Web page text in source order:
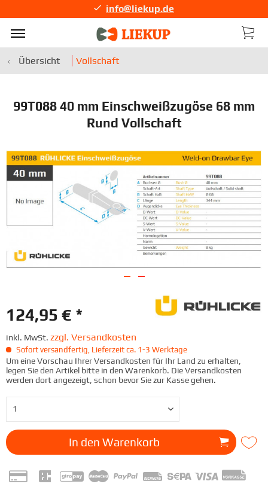
info@liekup.de
Übersicht Vollschaft
99T088 40 mm Einschweißzugöse 68 mm
Rund Vollschaft
124,95 € *
inkl. MwSt. zzgl. Versandkosten
Sofort versandfertig, Lieferzeit ca. 1-3 Werktage
Um eine Vorschau Ihrer Versandkosten für Ihr Land zu erhalten,
legen Sie den Artikel bitte in den Warenkorb. Die Versandkosten
werden dort angezeigt, schon bevor Sie zur Kasse gehen.
In den Warenkorb